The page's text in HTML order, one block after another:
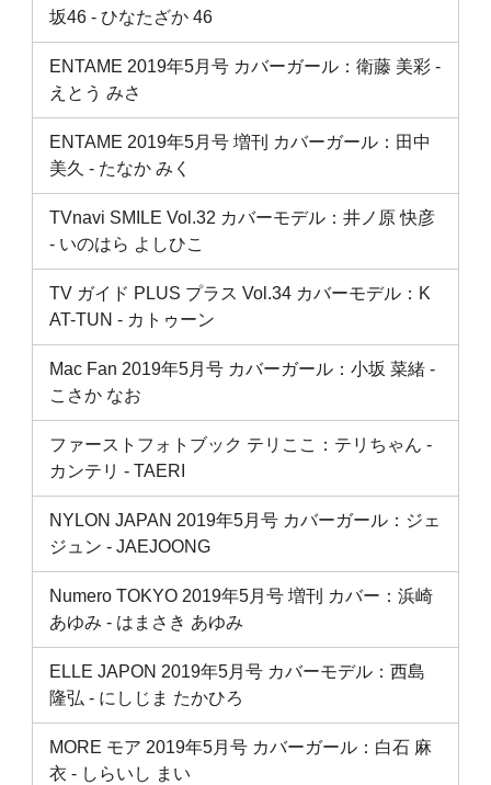
坂46 ‐ ひなたざか 46
ENTAME 2019年5月号 カバーガール：衛藤 美彩 ‐
えとう みさ
ENTAME 2019年5月号 増刊 カバーガール：田中
美久 ‐ たなか みく
TVnavi SMILE Vol.32 カバーモデル：井ノ原 快彦
‐ いのはら よしひこ
TV ガイド PLUS プラス Vol.34 カバーモデル：K
AT-TUN ‐ カトゥーン
Mac Fan 2019年5月号 カバーガール：小坂 菜緒 ‐
こさか なお
ファーストフォトブック テリここ：テリちゃん ‐
カンテリ ‐ TAERI
NYLON JAPAN 2019年5月号 カバーガール：ジェ
ジュン ‐ JAEJOONG
Numero TOKYO 2019年5月号 増刊 カバー：浜崎
あゆみ ‐ はまさき あゆみ
ELLE JAPON 2019年5月号 カバーモデル：西島
隆弘 ‐ にしじま たかひろ
MORE モア 2019年5月号 カバーガール：白石 麻
衣 ‐ しらいし まい